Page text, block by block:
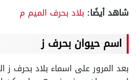
شاهد أيضًا: بلاد بحرف الميم م
اسم حيوان بحرف ز
بعد المرور على اسماء بلاد بحرف ز